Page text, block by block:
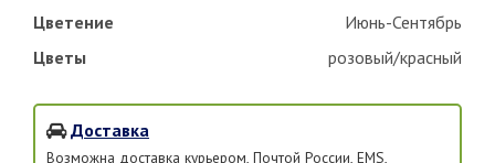
Цветение
Июнь-Сентябрь
Цветы
розовый/красный
Доставка
Возможна доставка курьером, Почтой России, EMS,